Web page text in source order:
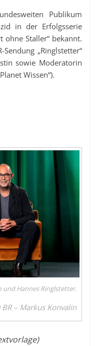
Publikum
in der Erfolgsserie
ohne Staller“ bekannt.
„Ringlstetter“
sowie Moderatorin
Wissen“).
und Hannes Ringlstetter.
– Markus Konvalin